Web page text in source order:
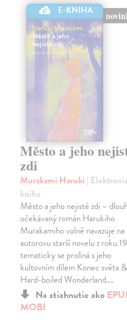
E-KNIHA
Město a jeho
zdi
Murakami Haruki |
kniha
Město a jeho nejisté zdi –
očekávaný román Harukiho
Murakamiho volně navazuje na
autorovu starší novelu z roku
tematicky se prolíná s jeho
kultovním dílem Konec světa &
Hard-boiled Wonderland.…
Na stiahnutie ako
MOBI